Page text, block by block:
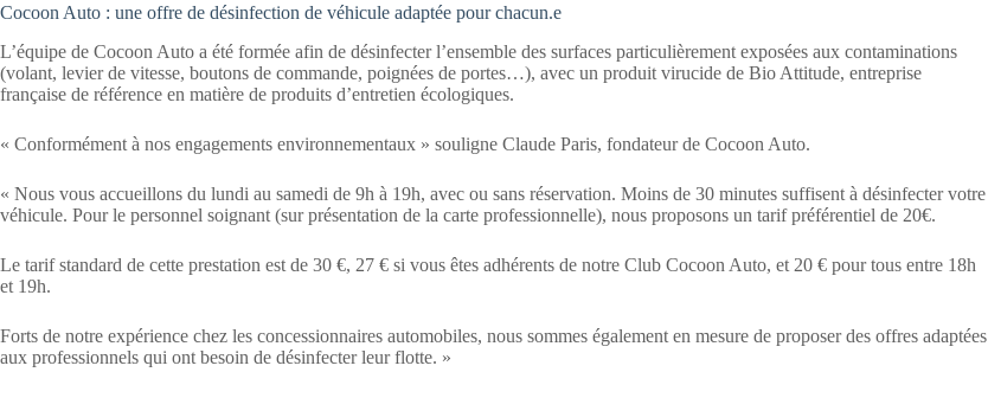
Cocoon Auto : une offre de désinfection de véhicule adaptée pour chacun.e
L’équipe de Cocoon Auto a été formée afin de désinfecter l’ensemble des surfaces particulièrement exposées aux contaminations
(volant, levier de vitesse, boutons de commande, poignées de portes…), avec un produit virucide de Bio Attitude, entreprise
française de référence en matière de produits d’entretien écologiques.
« Conformément à nos engagements environnementaux » souligne Claude Paris, fondateur de Cocoon Auto.
« Nous vous accueillons du lundi au samedi de 9h à 19h, avec ou sans réservation. Moins de 30 minutes suffisent à désinfecter votre
véhicule. Pour le personnel soignant (sur présentation de la carte professionnelle), nous proposons un tarif préférentiel de 20€.
Le tarif standard de cette prestation est de 30 €, 27 € si vous êtes adhérents de notre Club Cocoon Auto, et 20 € pour tous entre 18h
et 19h.
Forts de notre expérience chez les concessionnaires automobiles, nous sommes également en mesure de proposer des offres adaptées
aux professionnels qui ont besoin de désinfecter leur flotte. »